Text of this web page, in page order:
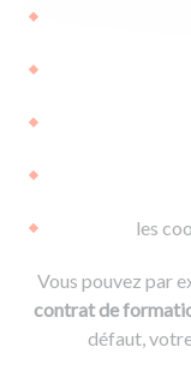
les
Vous pouvez par
contrat de
défaut,